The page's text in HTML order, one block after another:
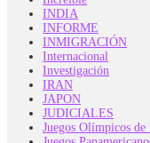
INDIA
INFORME
INMIGRACIÓN
Internacional
Investigación
IRAN
JAPON
JUDICIALES
Juegos Olímpicos de